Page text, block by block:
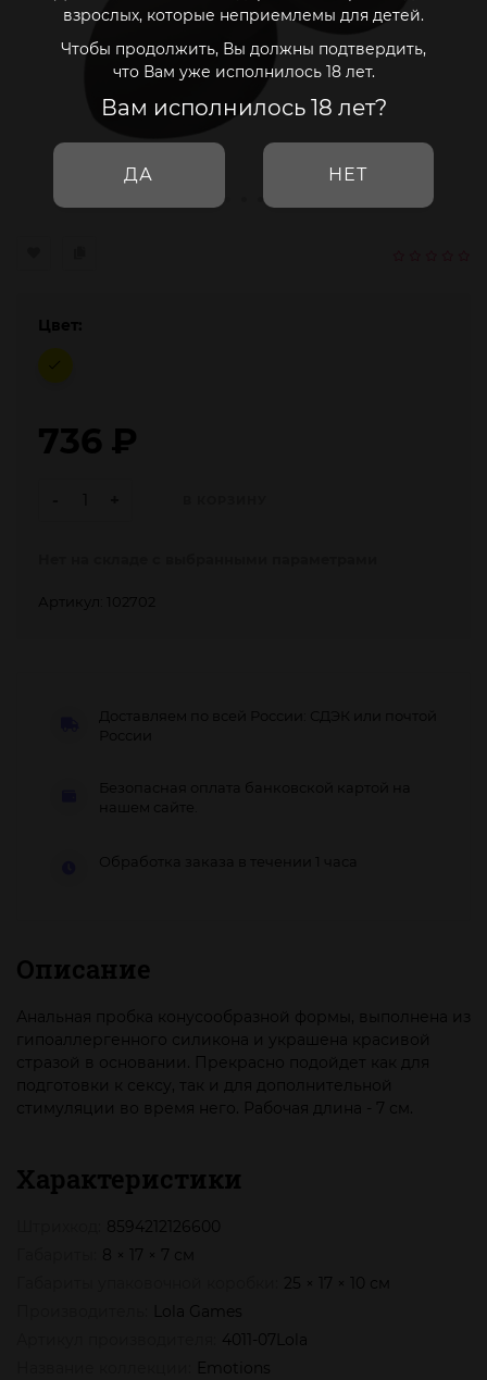
взрослых, которые неприемлемы для детей.
Чтобы продолжить, Вы должны подтвердить,
что Вам уже исполнилось 18 лет.
Вам исполнилось 18 лет?
ДА НЕТ
Цвет:
736 ₽
Артикул: 102702
Доставляем по всей России: СДЭК или почтой
Безопасная оплата банковской картой на
нашем сайте.
Обработка заказа в течении 1 часа
Описание
Анальная пробка конусообразной формы, выполнена из
гипоаллергенного силикона и украшена красивой
стразой в основании. Прекрасно подойдет как для
подготовки к сексу, так и для дополнительной
стимуляции во время него. Рабочая длина - 7 см.
Характеристики
8594212126600
8 × 17 × 7 см
25 × 17 × 10 см
Lola Games
4011-07Lola
Emotions